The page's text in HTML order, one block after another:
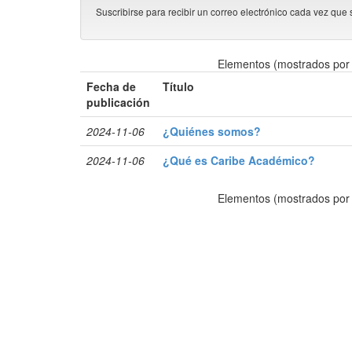
Suscribirse para recibir un correo electrónico cada vez
Elementos (mostrados
Fecha de
publicación
Título
2024-11-06 ¿Quiénes somos?
2024-11-06
¿Qué es Caribe Académico?
Elementos (mostrados